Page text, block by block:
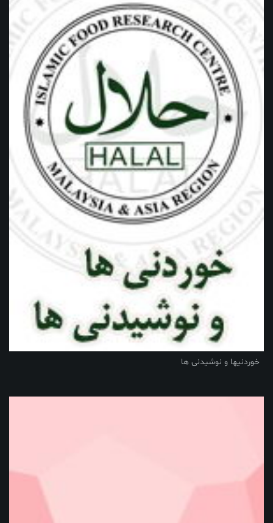
خوردنیها و نوشیدنی ها